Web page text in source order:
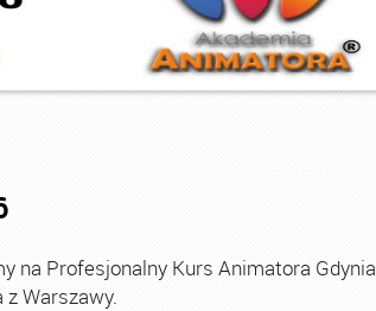
Profesjonalny Kurs Animatora Gdynia
Warszawy.